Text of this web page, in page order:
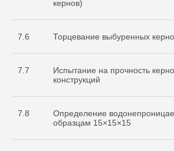
кернов)
7.6 Торцевание выбуренных
7.7
Испытание на прочность
конструкций
7.8
Определение
образцам 15×15×15